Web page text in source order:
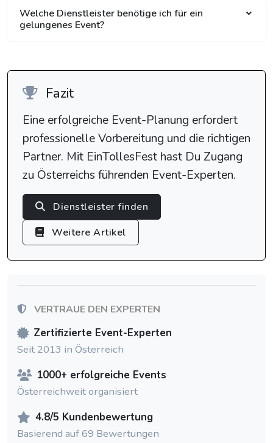
Welche Dienstleister benötige ich für ein
gelungenes Event?
Fazit
Eine erfolgreiche Event-Planung erfordert
professionelle Vorbereitung und die richtigen
Partner. Mit EinTollesFest hast Du Zugang
zu Österreichs führenden Event-Experten.
Dienstleister finden
Weitere Artikel
VERTRAUE DEN EXPERTEN
Zertifizierte Event-Experten
Seit 2013 in Österreich
1000+ erfolgreiche Events
Österreichweit organisiert
4.8/5 Kundenbewertung
Basierend auf 69 Bewertungen